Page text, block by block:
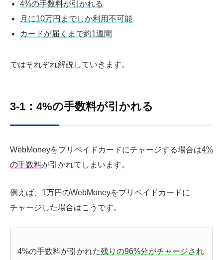
4%の手数料が引かれる
月に10万円までしか利用不可能
カードが届くまで約1週間
ではそれぞれ解説していきます。
3-1：4%の手数料が引かれる
WebMoneyをプリペイドカードにチャージする場合は4%
の手数料が引かれてしまいます。
例えば、1万円のWebMoneyをプリペイドカードに
チャージした場合はこうです。
4%の手数料が引かれた残りの96%分がチャージされ